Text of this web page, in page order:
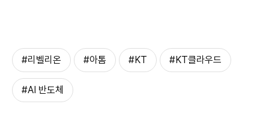
#리벨리온 #아톰 #KT #KT클라우드
#AI 반도체